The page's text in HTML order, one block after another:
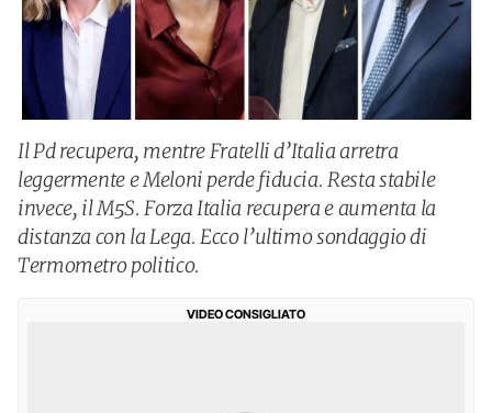
Il Pd recupera, mentre Fratelli d’Italia arretra
leggermente e Meloni perde fiducia. Resta stabile
invece, il M5S. Forza Italia recupera e aumenta la
distanza con la Lega. Ecco l’ultimo sondaggio di
Termometro politico.
VIDEO CONSIGLIATO